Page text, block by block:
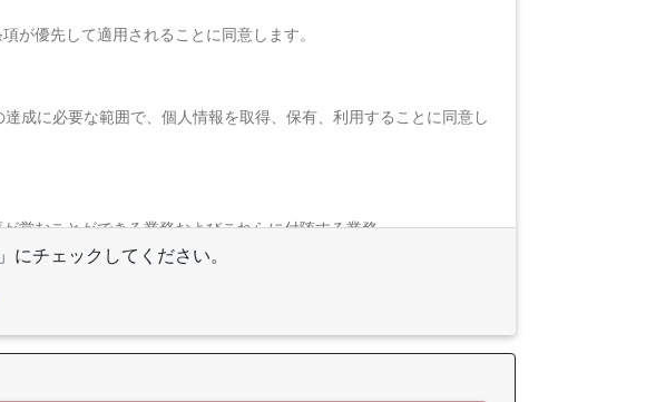
が優先して適用されることに同意します。
成に必要な範囲で、個人情報を取得、保有、利用することに同意し
営むことができる業務およびこれらに付随する業務
を含む）
的で利用します。
チェックしてください。